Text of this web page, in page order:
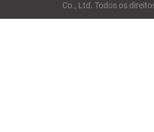
Co., Ltd. Todos os